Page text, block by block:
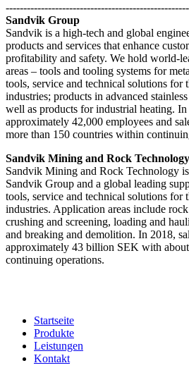
Sandvik Group
Sandvik is a high-tech and global
products and services that enhance
profitability and safety. We hold world-
areas – tools and tooling systems for
tools, service and technical solutions for
industries; products in advanced
well as products for industrial heating.
approximately 42,000 employees and
more than 150 countries within
Sandvik Mining and Rock Technology
Sandvik Mining and Rock Technology
Sandvik Group and a global leading
tools, service and technical solutions for
industries. Application areas include
crushing and screening, loading and
and breaking and demolition. In 2018,
approximately 43 billion SEK with
continuing operations.
Startseite
Produkte
Leistungen
Kontakt